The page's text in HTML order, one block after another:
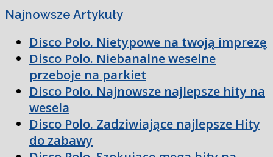
Najnowsze Artykuły
Disco Polo. Nietypowe na twoją imprezę
Disco Polo. Niebanalne weselne
przeboje na parkiet
Disco Polo. Najnowsze najlepsze hity na
wesela
Disco Polo. Zadziwiające najlepsze Hity
do zabawy